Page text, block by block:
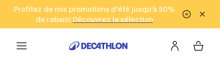
Aller à la recherche Aller au contenu Aller au pied de
Profitez de nos promotions d'été jusqu'à 50%
de rabais! Découvrez la sélection
Cliquez ici
en seulement 2 h!
(Zones sélectionnées)